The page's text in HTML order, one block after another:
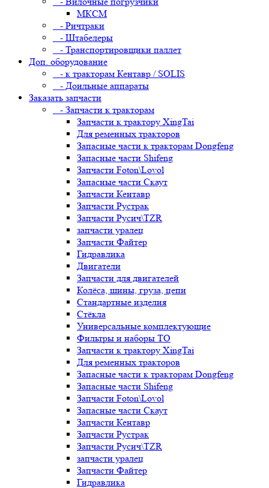
МКСМ
- Ричтраки
- Штабелеры
- Транспортировщики паллет
Доп. оборудование
- к тракторам Кентавр / SOLIS
- Доильные аппараты
Заказать запчасти
- Запчасти к тракторам
Запчасти к трактору XingTai
Для ременных тракторов
Запасные части к тракторам Dongfeng
Запасные части Shifeng
Запчасти Foton\Lovol
Запасные части Скаут
Запчасти Кентавр
Запчасти Рустрак
Запчасти Русич\TZR
запчасти уралец
Запчасти Файтер
Гидравлика
Двигатели
Запчасти для двигателей
Колёса, шины, груза, цепи
Стандартные изделия
Стёкла
Универсальные комплектующие
Фильтры и наборы ТО
Запчасти к трактору XingTai
Для ременных тракторов
Запасные части к тракторам Dongfeng
Запасные части Shifeng
Запчасти Foton\Lovol
Запасные части Скаут
Запчасти Кентавр
Запчасти Рустрак
Запчасти Русич\TZR
запчасти уралец
Запчасти Файтер
Гидравлика